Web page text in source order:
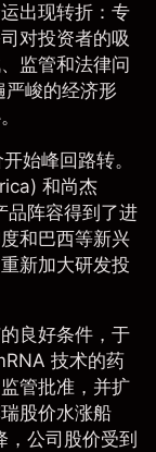
出现转折：专
对投资者的吸
监管和法律问
严峻的经济形
始峰回路转。
和尚杰
品阵容得到了进
和巴西等新兴
新加大研发投
良好条件，于
技术的药
管批准，并扩
股价水涨船
公司股价受到